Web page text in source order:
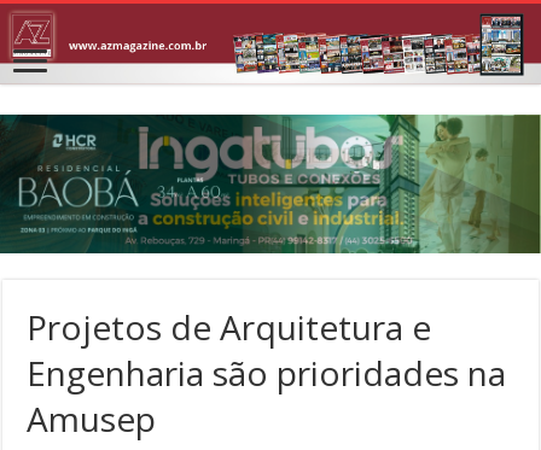
Projetos de Arquitetura e
Engenharia são prioridades na
Amusep